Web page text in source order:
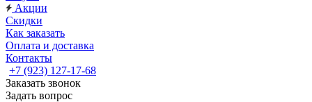
Акции
Скидки
Как заказать
Оплата и доставка
Контакты
+7 (923) 127-17-68
Заказать звонок
Задать вопрос